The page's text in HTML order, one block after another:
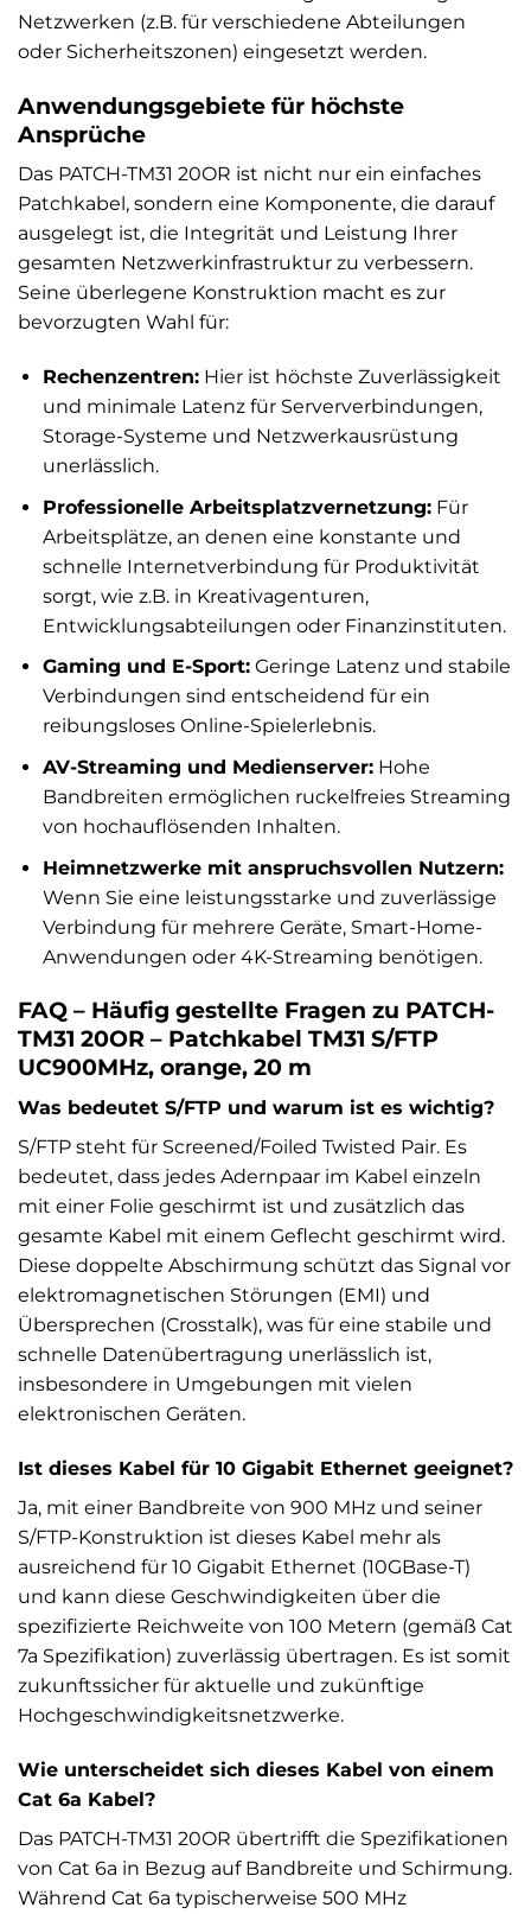
Netzwerken (z.B. für verschiedene Abteilungen
oder Sicherheitszonen) eingesetzt werden.
Anwendungsgebiete für höchste
Ansprüche
Das PATCH-TM31 20OR ist nicht nur ein einfaches
Patchkabel, sondern eine Komponente, die darauf
ausgelegt ist, die Integrität und Leistung Ihrer
gesamten Netzwerkinfrastruktur zu verbessern.
Seine überlegene Konstruktion macht es zur
bevorzugten Wahl für:
Rechenzentren:Hier ist höchste Zuverlässigkeit
und minimale Latenz für Serververbindungen,
Storage-Systeme und Netzwerkausrüstung
unerlässlich.
Professionelle Arbeitsplatzvernetzung:Für
Arbeitsplätze, an denen eine konstante und
schnelle Internetverbindung für Produktivität
sorgt, wie z.B. in Kreativagenturen,
Entwicklungsabteilungen oder Finanzinstituten.
Gaming und E-Sport:Geringe Latenz und stabile
Verbindungen sind entscheidend für ein
reibungsloses Online-Spielerlebnis.
AV-Streaming und Medienserver:Hohe
Bandbreiten ermöglichen ruckelfreies Streaming
von hochauflösenden Inhalten.
Heimnetzwerke mit anspruchsvollen Nutzern:
Wenn Sie eine leistungsstarke und zuverlässige
Verbindung für mehrere Geräte, Smart-Home-
Anwendungen oder 4K-Streaming benötigen.
FAQ – Häufig gestellte Fragen zu PATCH-
TM31 20OR – Patchkabel TM31 S/FTP
UC900MHz, orange, 20 m
Was bedeutet S/FTP und warum ist es wichtig?
S/FTP steht für Screened/Foiled Twisted Pair. Es
bedeutet, dass jedes Adernpaar im Kabel einzeln
mit einer Folie geschirmt ist und zusätzlich das
gesamte Kabel mit einem Geflecht geschirmt wird.
Diese doppelte Abschirmung schützt das Signal vor
elektromagnetischen Störungen (EMI) und
Übersprechen (Crosstalk), was für eine stabile und
schnelle Datenübertragung unerlässlich ist,
insbesondere in Umgebungen mit vielen
elektronischen Geräten.
Ist dieses Kabel für 10 Gigabit Ethernet geeignet?
Ja, mit einer Bandbreite von 900 MHz und seiner
S/FTP-Konstruktion ist dieses Kabel mehr als
ausreichend für 10 Gigabit Ethernet (10GBase-T)
und kann diese Geschwindigkeiten über die
spezifizierte Reichweite von 100 Metern (gemäß Cat
7a Spezifikation) zuverlässig übertragen. Es ist somit
zukunftssicher für aktuelle und zukünftige
Hochgeschwindigkeitsnetzwerke.
Wie unterscheidet sich dieses Kabel von einem
Cat 6a Kabel?
Das PATCH-TM31 20OR übertrifft die Spezifikationen
von Cat 6a in Bezug auf Bandbreite und Schirmung.
Während Cat 6a typischerweise 500 MHz